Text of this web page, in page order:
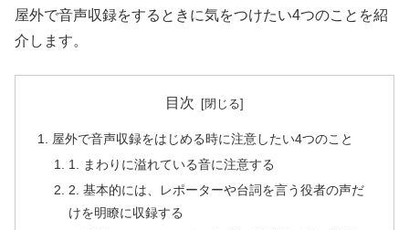
屋外で音声収録をするときに気をつけたい4つのことを紹
介します。
目次
屋外で音声収録をはじめる時に注意したい4つのこと
1. まわりに溢れている音に注意する
2. 基本的には、レポーターや台詞を言う役者の声だ
けを明瞭に収録する